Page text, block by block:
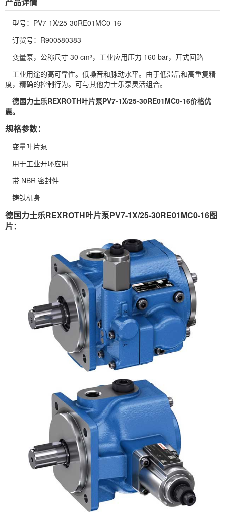
型号：PV7-1X/25-30RE01MC0-16
订货号：R900580383
变量泵，公称尺寸 30 cm³，工业应用压力 160 bar，开式回路
工业用途的高可靠性。低噪音和脉动水平。由于低滞后和高重复精
度，精确的控制行为。可与其他力士乐泵灵活组合。
德国力士乐REXROTH叶片泵PV7-1X/25-30RE01MC0-16价格优
惠。
规格参数：
变量叶片泵
用于工业开环应用
带 NBR 密封件
铸铁机身
德国力士乐REXROTH叶片泵PV7-1X/25-30RE01MC0-16图
片：